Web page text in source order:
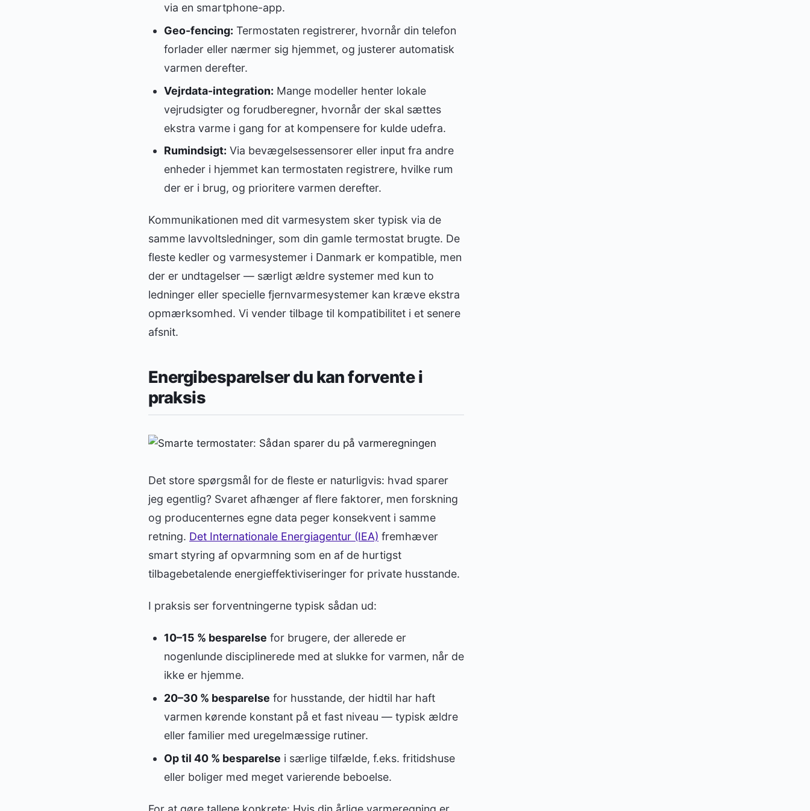
via en smartphone-app.
Geo-fencing: Termostaten registrerer, hvornår din telefon
forlader eller nærmer sig hjemmet, og justerer automatisk
varmen derefter.
Vejrdata-integration: Mange modeller henter lokale
vejrudsigter og forudberegner, hvornår der skal sættes
ekstra varme i gang for at kompensere for kulde udefra.
Rumindsigt: Via bevægelsessensorer eller input fra andre
enheder i hjemmet kan termostaten registrere, hvilke rum
der er i brug, og prioritere varmen derefter.
Kommunikationen med dit varmesystem sker typisk via de
samme lavvoltsledninger, som din gamle termostat brugte. De
fleste kedler og varmesystemer i Danmark er kompatible, men
der er undtagelser — særligt ældre systemer med kun to
ledninger eller specielle fjernvarmesystemer kan kræve ekstra
opmærksomhed. Vi vender tilbage til kompatibilitet i et senere
afsnit.
Energibesparelser du kan forvente i
praksis
Det store spørgsmål for de fleste er naturligvis: hvad sparer
jeg egentlig? Svaret afhænger af flere faktorer, men forskning
og producenternes egne data peger konsekvent i samme
retning. Det Internationale Energiagentur (IEA) fremhæver
smart styring af opvarmning som en af de hurtigst
tilbagebetalende energieffektiviseringer for private husstande.
I praksis ser forventningerne typisk sådan ud:
10–15 % besparelse for brugere, der allerede er
nogenlunde disciplinerede med at slukke for varmen, når de
ikke er hjemme.
20–30 % besparelse for husstande, der hidtil har haft
varmen kørende konstant på et fast niveau — typisk ældre
eller familier med uregelmæssige rutiner.
Op til 40 % besparelse i særlige tilfælde, f.eks. fritidshuse
eller boliger med meget varierende beboelse.